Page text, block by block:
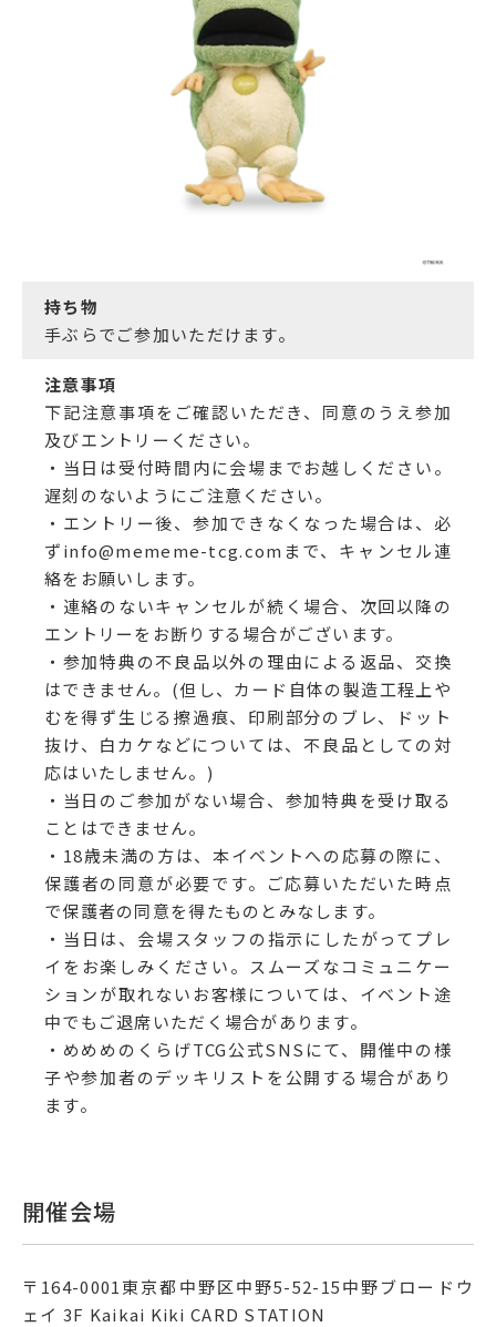
持ち物
手ぶらでご参加いただけます。
注意事項
下記注意事項をご確認いただき、同意のうえ参加
及びエントリーください。
・当日は受付時間内に会場までお越しください。
遅刻のないようにご注意ください。
・エントリー後、参加できなくなった場合は、必
ずinfo@mememe-tcg.comまで、キャンセル連
絡をお願いします。
・連絡のないキャンセルが続く場合、次回以降の
エントリーをお断りする場合がございます。
・参加特典の不良品以外の理由による返品、交換
はできません。(但し、カード自体の製造工程上や
むを得ず生じる擦過痕、印刷部分のブレ、ドット
抜け、白カケなどについては、不良品としての対
応はいたしません。)
・当日のご参加がない場合、参加特典を受け取る
ことはできません。
・18歳未満の方は、本イベントへの応募の際に、
保護者の同意が必要です。ご応募いただいた時点
で保護者の同意を得たものとみなします。
・当日は、会場スタッフの指示にしたがってプレ
イをお楽しみください。スムーズなコミュニケー
ションが取れないお客様については、イベント途
中でもご退席いただく場合があります。
・めめめのくらげTCG公式SNSにて、開催中の様
子や参加者のデッキリストを公開する場合があり
ます。
開催会場
〒 164-0001 東京都中野区中野5-52-15中野ブロードウ
ェイ 3F Kaikai Kiki CARD STATION